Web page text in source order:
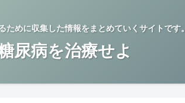
ために収集した情報をまとめていくサイトです。
尿病を治療せよ